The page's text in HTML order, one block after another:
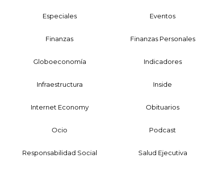
Especiales Eventos
Finanzas Finanzas Personales
Globoeconomía Indicadores
Infraestructura Inside
Internet Economy Obituarios
Ocio Podcast
Responsabilidad Social Salud Ejecutiva